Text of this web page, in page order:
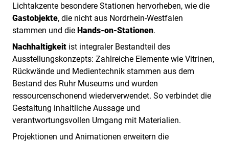
Lichtakzente besondere Stationen hervorheben, wie die
Gastobjekte, die nicht aus Nordrhein-Westfalen
stammen und die Hands-on-Stationen.
Nachhaltigkeit ist integraler Bestandteil des
Ausstellungskonzepts: Zahlreiche Elemente wie Vitrinen,
Rückwände und Medientechnik stammen aus dem
Bestand des Ruhr Museums und wurden
ressourcenschonend wiederverwendet. So verbindet die
Gestaltung inhaltliche Aussage und
verantwortungsvollen Umgang mit Materialien.
Projektionen und Animationen erweitern die